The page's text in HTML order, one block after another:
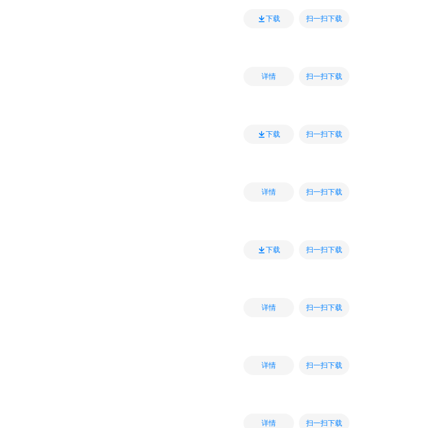
下载 扫一扫下载
详情 扫一扫下载
下载 扫一扫下载
详情 扫一扫下载
下载 扫一扫下载
详情 扫一扫下载
详情 扫一扫下载
详情 扫一扫下载